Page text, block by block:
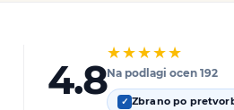
4.8
★★★★★
Na podlagi ocen 192
✓ Zbrano po